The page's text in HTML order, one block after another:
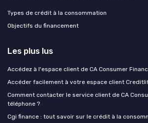
Types de crédit à la consommation
Objectifs du financement
Les plus lus
Accédez à l'espace client de CA Consumer
Accéder facilement à votre espace client
Comment contacter le service client de CA
téléphone ?
Cgi finance : tout savoir sur le crédit à la